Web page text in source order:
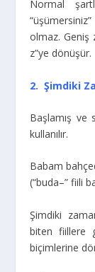
Normal
olmaz. Geniş
z”ye dönüşür.
2. Şimdiki
Başlamış
kullanılır.
Babam
(“buda–” fiili
Şimdiki
biten fiillere
biçimlerine